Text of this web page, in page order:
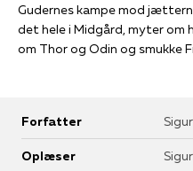
Gudernes kampe mod
det hele i Midgård, myter om
om Thor og Odin og smukke
Forfatter
Oplæser